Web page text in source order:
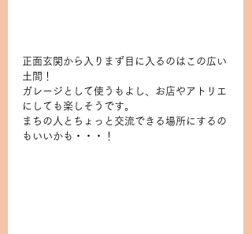
正面玄関から入りまず目に入るのはこの広い
土間！
ガレージとして使うもよし、お店やアトリエ
にしても楽しそうです。
まちの人とちょっと交流できる場所にするの
もいいかも・・・！